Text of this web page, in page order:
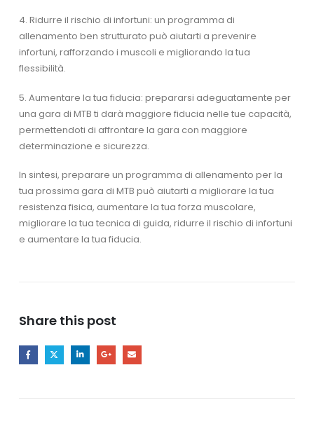
4. Ridurre il rischio di infortuni: un programma di
allenamento ben strutturato può aiutarti a prevenire
infortuni, rafforzando i muscoli e migliorando la tua
flessibilità.
5. Aumentare la tua fiducia: prepararsi adeguatamente per
una gara di MTB ti darà maggiore fiducia nelle tue capacità,
permettendoti di affrontare la gara con maggiore
determinazione e sicurezza.
In sintesi, preparare un programma di allenamento per la
tua prossima gara di MTB può aiutarti a migliorare la tua
resistenza fisica, aumentare la tua forza muscolare,
migliorare la tua tecnica di guida, ridurre il rischio di infortuni
e aumentare la tua fiducia.
Share this post